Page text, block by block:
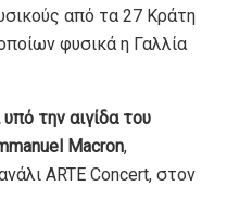
από τα 27 Κράτη
φυσικά η Γαλλία
την αιγίδα του
Macron,
ARTE Concert, στον